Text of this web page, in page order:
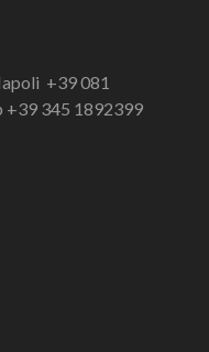
+39 081
+39 345 1892399